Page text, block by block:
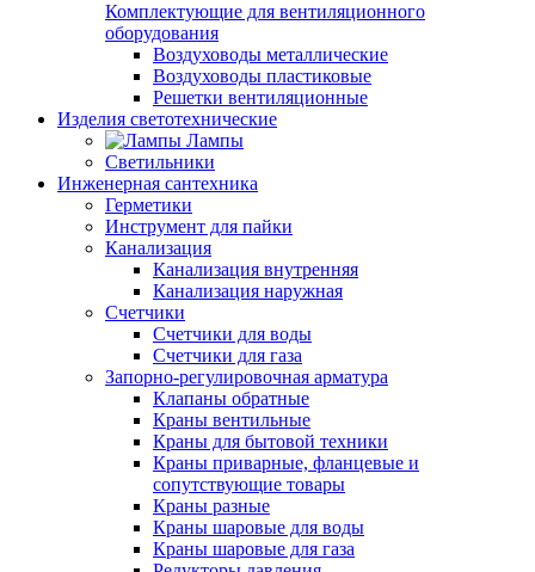
Комплектующие для вентиляционного
оборудования
Воздуховоды металлические
Воздуховоды пластиковые
Решетки вентиляционные
Изделия светотехнические
Лампы
Светильники
Инженерная сантехника
Герметики
Инструмент для пайки
Канализация
Канализация внутренняя
Канализация наружная
Счетчики
Счетчики для воды
Счетчики для газа
Запорно-регулировочная арматура
Клапаны обратные
Краны вентильные
Краны для бытовой техники
Краны приварные, фланцевые и
сопутствующие товары
Краны разные
Краны шаровые для воды
Краны шаровые для газа